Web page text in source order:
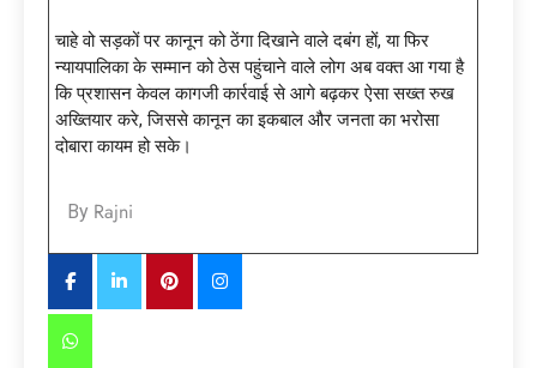
चाहे वो सड़कों पर कानून को ठेंगा दिखाने वाले दबंग हों, या फिर
न्यायपालिका के सम्मान को ठेस पहुंचाने वाले लोग अब वक्त आ गया है
कि प्रशासन केवल कागजी कार्रवाई से आगे बढ़कर ऐसा सख्त रुख
अख्तियार करे, जिससे कानून का इकबाल और जनता का भरोसा
दोबारा कायम हो सके।
By Rajni